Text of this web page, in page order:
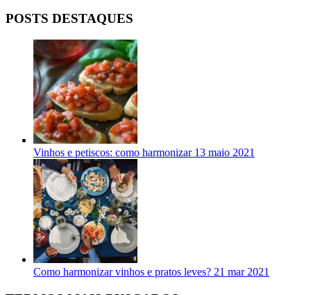
POSTS DESTAQUES
Vinhos e petiscos: como harmonizar 13 maio 2021
Como harmonizar vinhos e pratos leves? 21 mar 2021